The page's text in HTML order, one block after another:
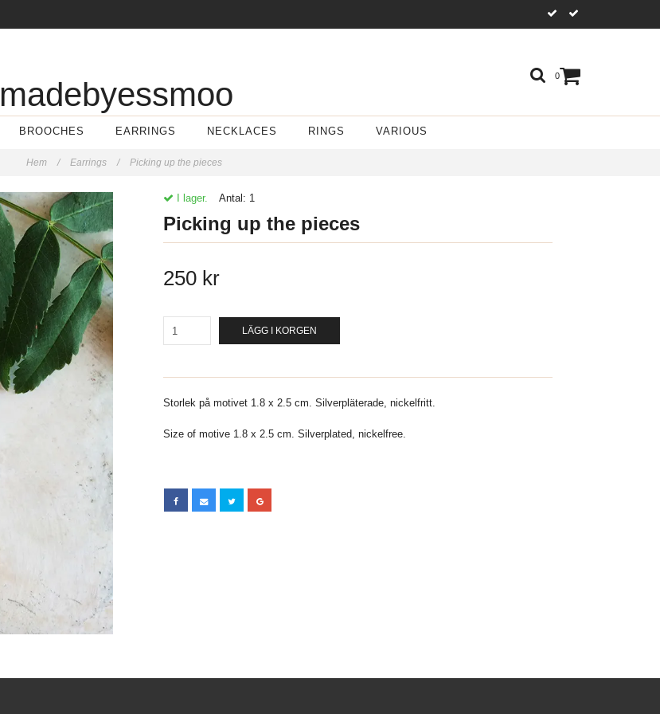
0
madebyessmoo
BROOCHES EARRINGS NECKLACES RINGS VARIOUS
Hem / Earrings / Picking up the pieces
I lager. Antal: 1
Picking up the pieces
250 kr
LÄGG I KORGEN
Storlek på motivet 1.8 x 2.5 cm. Silverpläterade, nickelfritt.
Size of motive 1.8 x 2.5 cm. Silverplated, nickelfree.